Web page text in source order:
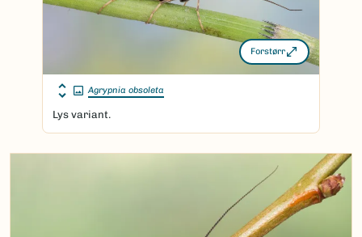
Forstørr
Agrypnia obsoleta
Lys variant.